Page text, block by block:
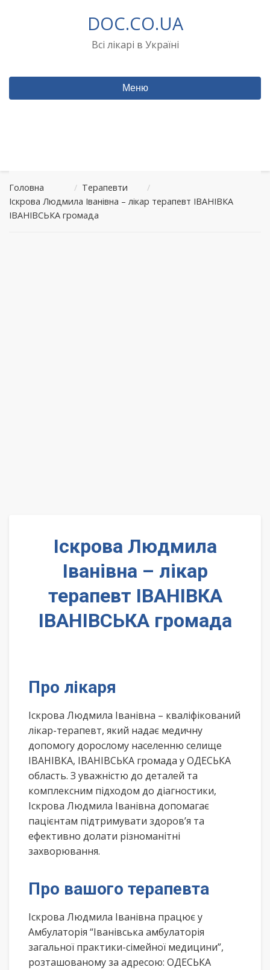
DOC.CO.UA
Всі лікарі в Україні
Меню
Головна / Терапевти
/
Іскрова Людмила Іванівна – лікар терапевт ІВАНІВКА
ІВАНІВСЬКА громада
Іскрова Людмила
Іванівна – лікар
терапевт ІВАНІВКА
ІВАНІВСЬКА громада
Про лікаря
Іскрова Людмила Іванівна – кваліфікований
лікар-терапевт, який надає медичну
допомогу дорослому населенню селище
ІВАНІВКА, ІВАНІВСЬКА громада у ОДЕСЬКА
область. З уважністю до деталей та
комплексним підходом до діагностики,
Іскрова Людмила Іванівна допомагає
пацієнтам підтримувати здоров’я та
ефективно долати різноманітні
захворювання.
Про вашого терапевта
Іскрова Людмила Іванівна працює у
Амбулаторія “Іванівська амбулаторія
загальної практики-сімейної медицини”,
розташованому за адресою: ОДЕСЬКА